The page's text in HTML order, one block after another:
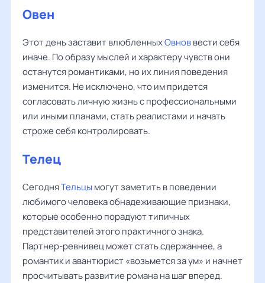
Овен
Этот день заставит влюбленныхОвноввести себя
иначе. По образу мыслей и характеру чувств они
останутся романтиками, но их линия поведения
изменится. Не исключено, что им придется
согласовать личную жизнь с профессиональными
или иными планами, стать реалистами и начать
строже себя контролировать.
Телец
СегодняТельцы могут заметить в поведении
любимого человека обнадеживающие признаки,
которые особенно порадуют типичных
представителей этого практичного знака.
Партнер-ревнивец может стать сдержаннее, а
романтик и авантюрист «возьмется за ум» и начнет
просчитывать развитие романа на шаг вперед.